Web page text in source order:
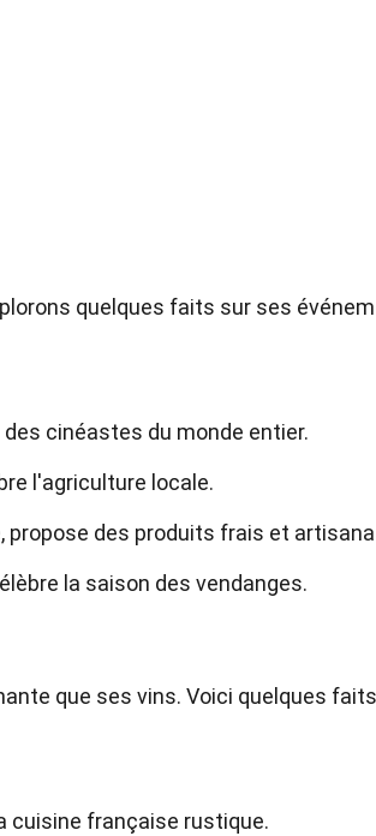
quelques faits sur ses
des cinéastes du monde entier.
l'agriculture locale.
propose des produits frais et
la saison des vendanges.
que ses vins. Voici quelques
cuisine française rustique.